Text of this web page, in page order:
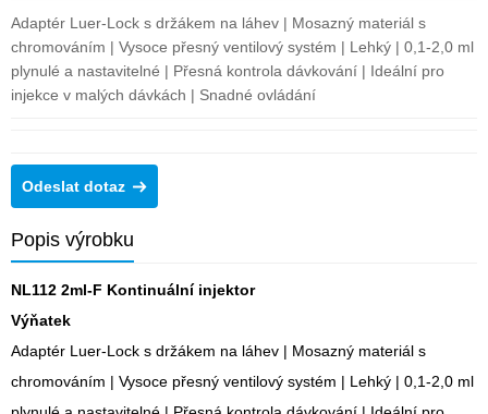
Adaptér Luer-Lock s držákem na láhev | Mosazný materiál s
chromováním | Vysoce přesný ventilový systém | Lehký | 0,1-2,0 ml
plynulé a nastavitelné | Přesná kontrola dávkování | Ideální pro
injekce v malých dávkách | Snadné ovládání
Odeslat dotaz
Popis výrobku
NL112 2ml-F Kontinuální injektor
Výňatek
Adaptér Luer-Lock s držákem na láhev | Mosazný materiál s
chromováním | Vysoce přesný ventilový systém | Lehký | 0,1-2,0 ml